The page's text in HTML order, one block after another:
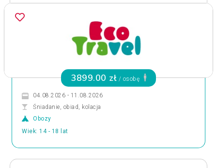
3899.00 zł / osobę
04.08.2026 - 11.08.2026
Śniadanie, obiad, kolacja
Obozy
Wiek: 14 - 18 lat